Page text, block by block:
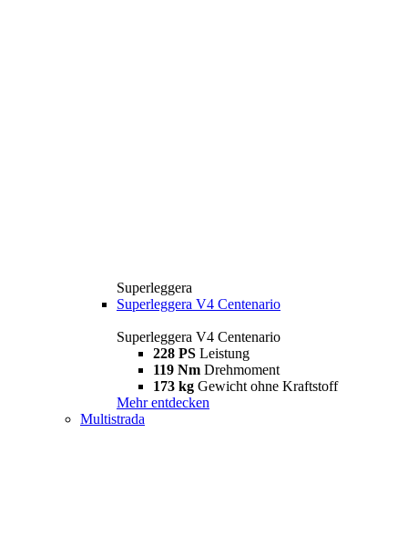
Superleggera
Superleggera V4 Centenario
Superleggera V4 Centenario
228 PS Leistung
119 Nm Drehmoment
173 kg Gewicht ohne Kraftstoff
Mehr entdecken
Multistrada